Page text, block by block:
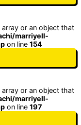
array or an object that
marriyell-
on line 154
array or an object that
marriyell-
on line 197